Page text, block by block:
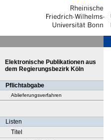
Elektronische Publikationen aus
dem Regierungsbezirk Köln
Pflichtabgabe
Ablieferungsverfahren
Listen
Titel